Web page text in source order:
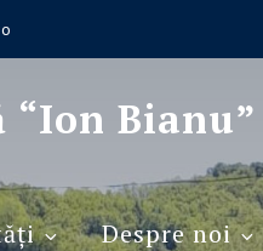
Despre noi